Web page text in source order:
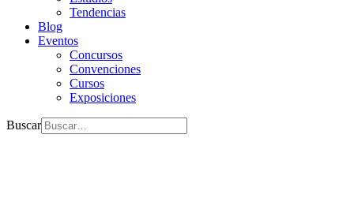
Tendencias
Blog
Eventos
Concursos
Convenciones
Cursos
Exposiciones
Buscar